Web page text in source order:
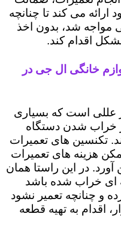
می کند تا چنانچه
مواجه شد، بدون اخذ
اقدام کند.
خانگی ال جی در
عللی است که بسیاری
خراب شدن دستگاه
تکنسین های تعمیرات
هزینه های تعمیرات
آورد. در این راستا همان
ای خراب شده باشد
و چنانچه تعمیر نشود
اقدام به تهیه قطعه